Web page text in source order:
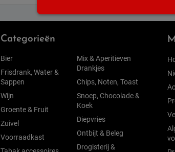
Categorieën
Bier
Frisdrank, Water &
Sappen
Wijn
Groente & Fruit
Zuivel
Voorraadkast
Mix & Aperitieven
Drankjes
Chips, Noten, Toast
Snoep, Chocolade &
Koek
Diepvries
Ontbijt & Beleg
Drogisterij &